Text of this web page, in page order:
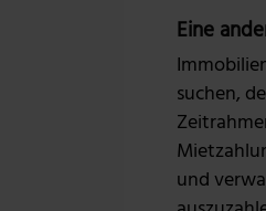
Eine
suchen,
und